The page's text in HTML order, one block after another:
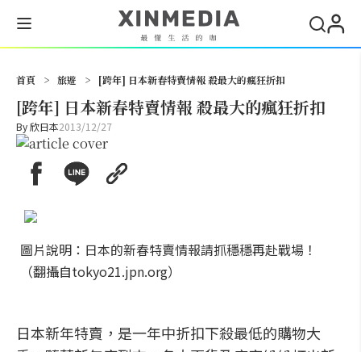
首頁 > 旅遊 > [跨年] 日本新春特賣情報 殺最大的瘋狂折扣
[跨年] 日本新春特賣情報 殺最大的瘋狂折扣
By欣日本2013/12/27
圖片說明：日本的新春特賣情報請抓穩穩再赴戰場！
（翻攝自tokyo21.jpn.org）
日本新年特賣，是一年中折扣下殺最低的購物大